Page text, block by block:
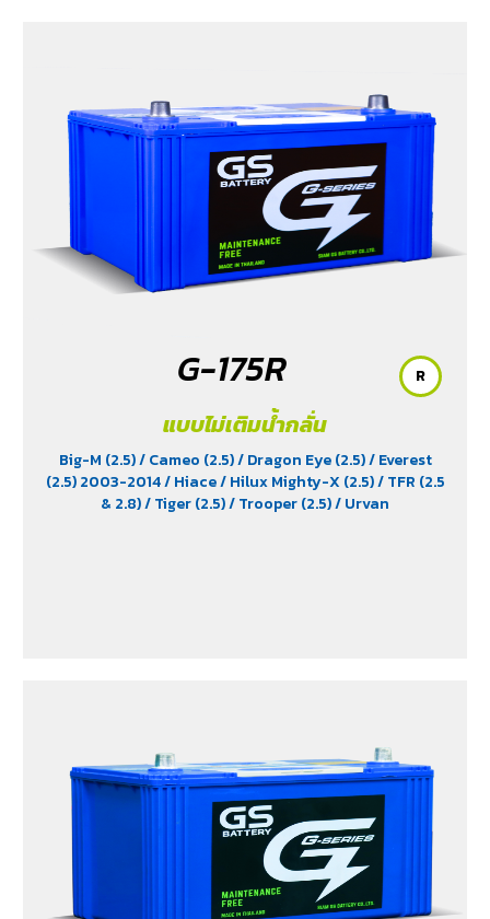
G-175R
แบบไม่เติมน้ำกลั่น
Big-M (2.5)/ Cameo (2.5)/ Dragon Eye (2.5)/ Everest
(2.5) 2003-2014/ Hiace/ Hilux Mighty-X (2.5)/ TFR (2.5
& 2.8)/ Tiger (2.5)/ Trooper (2.5)/ Urvan
R